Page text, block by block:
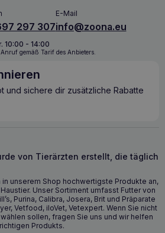
ausgewachsene Hunde
297 307
E-Mail
info@zoona.eu
10:00 - 14:00
Anruf gemäß Tarif des Anbieters.
und sichere dir zusätzliche Rabatte
von Tierärzten erstellt, die täglich
unserem Shop hochwertigste Produkte an,
Unser Sortiment umfasst Futter von
Purina, Calibra, Josera, Brit und Präparate
Vetfood, iloVet, Vetexpert. Wenn Sie nicht
sollen, fragen Sie uns und wir helfen
Produkts.